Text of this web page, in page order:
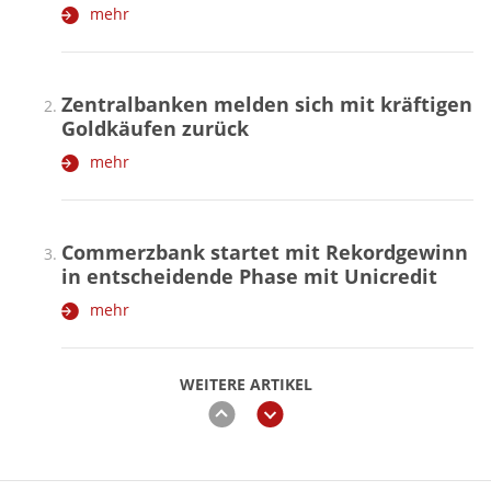
WEITERE ARTIKEL
zurückweiter
mehr
Zentralbanken melden sich mit kräftigen
Goldkäufen zurück
mehr
Commerzbank startet mit Rekordgewinn
in entscheidende Phase mit Unicredit
mehr